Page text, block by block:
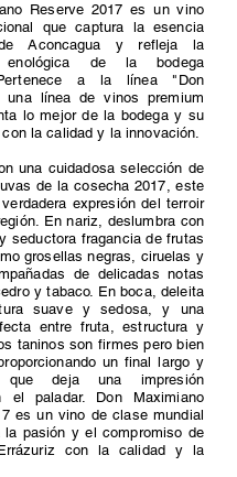
Reserve 2017 es un vino
que captura la esencia
Aconcagua y refleja la
enológica de la bodega
a la línea "Don
una línea de vinos premium
lo mejor de la bodega y su
la calidad y la innovación.
una cuidadosa selección de
de la cosecha 2017, este
expresión del terroir
En nariz, deslumbra con
seductora fragancia de frutas
grosellas negras, ciruelas y
de delicadas notas
y tabaco. En boca, deleita
suave y sedosa, y una
entre fruta, estructura y
taninos son firmes pero bien
un final largo y
que deja una impresión
el paladar. Don Maximiano
es un vino de clase mundial
la pasión y el compromiso de
con la calidad y la